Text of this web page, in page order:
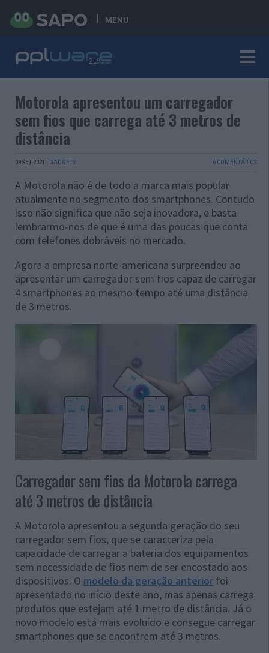
MENU
Motorola apresentou um carregador
sem fios que carrega até 3 metros de
distância
09 SET 2021 · GADGETS 6 COMENTÁRIOS
A Motorola não é de todo a marca mais popular
atualmente no segmento dos smartphones. Contudo
isso não significa que não seja inovadora, e basta
lembrarmo-nos de que é uma das poucas que conta
com telefones dobráveis no mercado.
Agora a empresa norte-americana surpreendeu ao
apresentar um carregador sem fios capaz de carregar
4 smartphones ao mesmo tempo até uma distância
de 3 metros.
Carregador sem fios da Motorola carrega
até 3 metros de distância
A Motorola apresentou a segunda geração do seu
carregador sem fios, que se caracteriza pela
capacidade de carregar a bateria dos equipamentos
sem necessidade de fios nem de ser encostado aos
dispositivos. O modelo da geração anterior foi
apresentado no início deste ano, mas apenas carrega
produtos que estejam até 1 metro de distância. Já o
novo modelo está mais evoluído e consegue carregar
smartphones que se encontrem até 3 metros.